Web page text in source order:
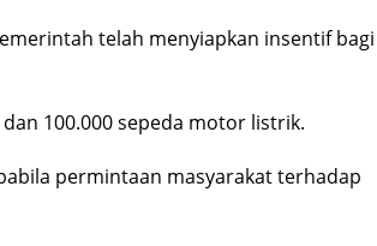
telah menyiapkan insentif bagi
100.000 sepeda motor listrik.
permintaan masyarakat terhadap